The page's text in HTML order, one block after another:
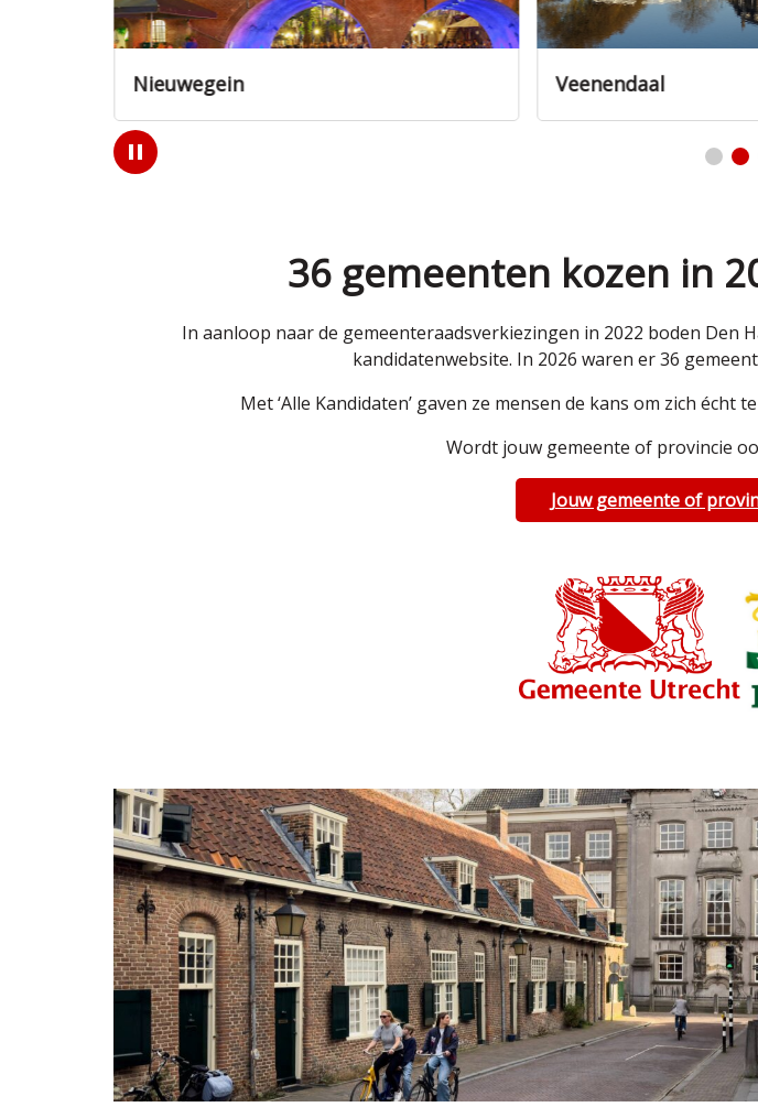
Veenendaal Zeist
Play
/
36 gemeenten kozen in
In aanloop naar de gemeenteraadsverkiezingen in 2022 boden
kandidatenwebsite. In 2026 waren er 36
Met ‘Alle Kandidaten’ gaven ze mensen de kans om zich
Wordt jouw gemeente of provincie
Jouw gemeente of